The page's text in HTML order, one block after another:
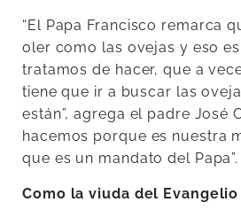
“El Papa Francisco remarca
oler como las ovejas y eso
tratamos de hacer, que a
tiene que ir a buscar las
están”, agrega el padre José
hacemos porque es nuestra
que es un mandato del Papa”.
Como la viuda del Evangelio